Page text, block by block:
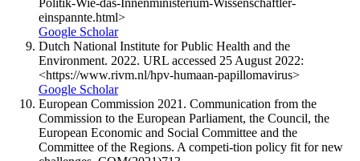
Politik-Wie-das-Innenministerium-Wissenschaftler-
einspannte.html>
Google Scholar
Dutch National Institute for Public Health and the
Environment. 2022. URL accessed 25 August 2022:
<https://www.rivm.nl/hpv-humaan-papillomavirus>
Google Scholar
European Commission 2021. Communication from the
Commission to the European Parliament, the Council, the
European Economic and Social Committee and the
Committee of the Regions. A competi-tion policy fit for new